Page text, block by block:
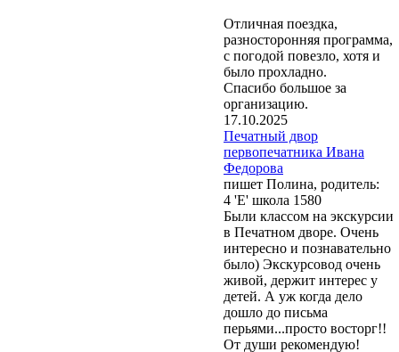
Отличная поездка,
разносторонняя программа,
с погодой повезло, хотя и
было прохладно.
Спасибо большое за
организацию.
17.10.2025
Печатный двор
первопечатника Ивана
Федорова
пишет Полина, родитель:
4 'Е' школа 1580
Были классом на экскурсии
в Печатном дворе. Очень
интересно и познавательно
было) Экскурсовод очень
живой, держит интерес у
детей. А уж когда дело
дошло до письма
перьями...просто восторг!!
От души рекомендую!